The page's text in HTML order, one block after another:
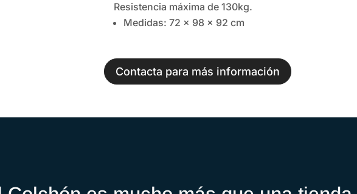
Resistencia máxima de 130kg.
Medidas: 72 x 98 x 92 cm
Contacta para más información